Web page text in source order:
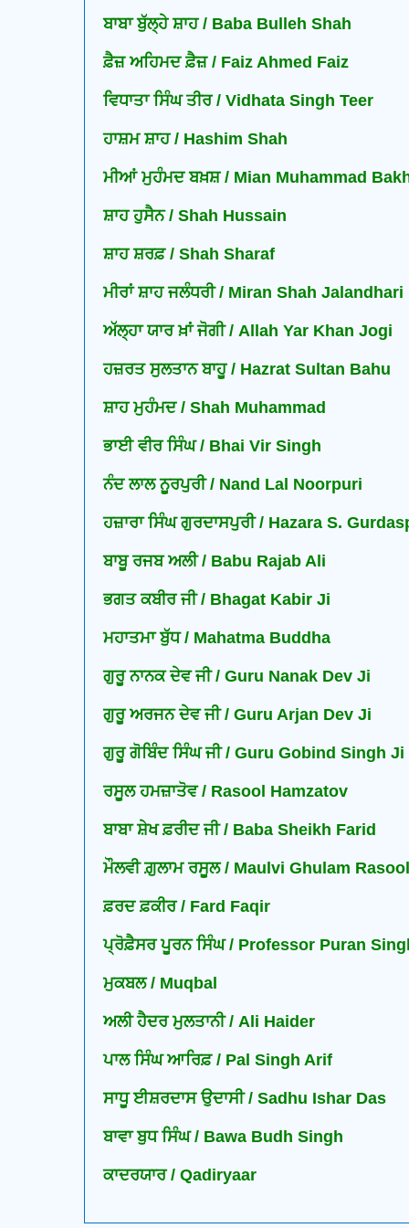
ਬਾਬਾ ਬੁੱਲ੍ਹੇ ਸ਼ਾਹ / Baba Bulleh Shah
ਫ਼ੈਜ਼ ਅਹਿਮਦ ਫ਼ੈਜ਼ / Faiz Ahmed Faiz
ਵਿਧਾਤਾ ਸਿੰਘ ਤੀਰ / Vidhata Singh Teer
ਹਾਸ਼ਮ ਸ਼ਾਹ / Hashim Shah
ਮੀਆਂ ਮੁਹੰਮਦ ਬਖ਼ਸ਼ / Mian Muhammad
ਸ਼ਾਹ ਹੁਸੈਨ / Shah Hussain
ਸ਼ਾਹ ਸ਼ਰਫ਼ / Shah Sharaf
ਮੀਰਾਂ ਸ਼ਾਹ ਜਲੰਧਰੀ / Miran Shah Jalandhari
ਅੱਲ੍ਹਾ ਯਾਰ ਖ਼ਾਂ ਜੋਗੀ / Allah Yar Khan Jogi
ਹਜ਼ਰਤ ਸੁਲਤਾਨ ਬਾਹੂ / Hazrat Sultan Bahu
ਸ਼ਾਹ ਮੁਹੰਮਦ / Shah Muhammad
ਭਾਈ ਵੀਰ ਸਿੰਘ / Bhai Vir Singh
ਨੰਦ ਲਾਲ ਨੂਰਪੁਰੀ / Nand Lal Noorpuri
ਹਜ਼ਾਰਾ ਸਿੰਘ ਗੁਰਦਾਸਪੁਰੀ / Hazara S.
ਬਾਬੂ ਰਜਬ ਅਲੀ / Babu Rajab Ali
ਭਗਤ ਕਬੀਰ ਜੀ / Bhagat Kabir Ji
ਮਹਾਤਮਾ ਬੁੱਧ / Mahatma Buddha
ਗੁਰੂ ਨਾਨਕ ਦੇਵ ਜੀ / Guru Nanak Dev Ji
ਗੁਰੂ ਅਰਜਨ ਦੇਵ ਜੀ / Guru Arjan Dev Ji
ਗੁਰੂ ਗੋਬਿੰਦ ਸਿੰਘ ਜੀ / Guru Gobind Singh Ji
ਰਸੂਲ ਹਮਜ਼ਾਤੋਵ / Rasool Hamzatov
ਬਾਬਾ ਸ਼ੇਖ ਫ਼ਰੀਦ ਜੀ / Baba Sheikh Farid
ਮੌਲਵੀ ਗ਼ੁਲਾਮ ਰਸੂਲ / Maulvi Ghulam Rasool
ਫ਼ਰਦ ਫ਼ਕੀਰ / Fard Faqir
ਪ੍ਰੋਫ਼ੈਸਰ ਪੂਰਨ ਸਿੰਘ / Professor Puran
ਮੁਕਬਲ / Muqbal
ਅਲੀ ਹੈਦਰ ਮੁਲਤਾਨੀ / Ali Haider
ਪਾਲ ਸਿੰਘ ਆਰਿਫ਼ / Pal Singh Arif
ਸਾਧੂ ਈਸ਼ਰਦਾਸ ਉਦਾਸੀ / Sadhu Ishar Das
ਬਾਵਾ ਬੁਧ ਸਿੰਘ / Bawa Budh Singh
ਕਾਦਰਯਾਰ / Qadiryaar